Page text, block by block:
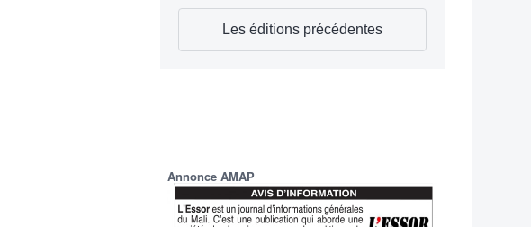
Les éditions précédentes
Annonce AMAP